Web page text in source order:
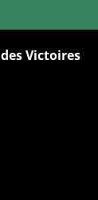
Victoires